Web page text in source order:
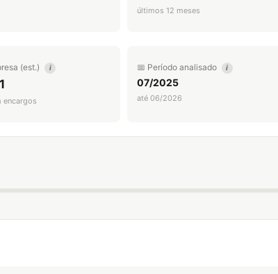
últimos 12 meses
(est.) i
encargos
📅 Período analisado i
07/2025
até 06/2026